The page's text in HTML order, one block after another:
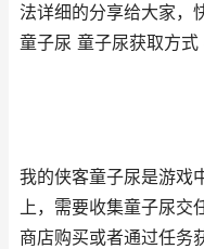
法详细的分享给大家，
童子尿 童子尿获取方式
我的侠客童子尿是游戏
上，需要收集童子尿交
商店购买或者通过任务